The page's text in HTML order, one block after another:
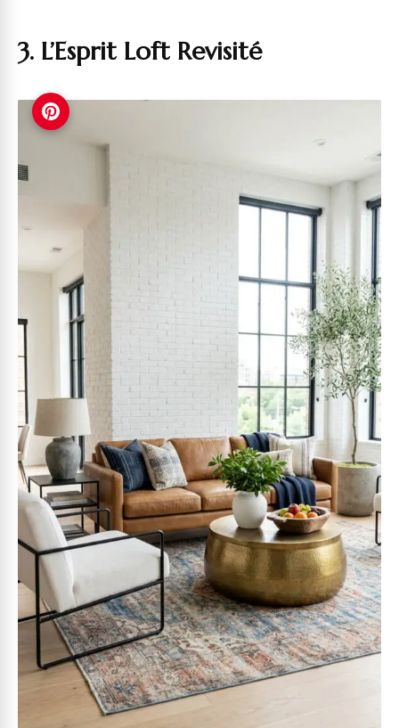
3. L’Esprit Loft Revisité